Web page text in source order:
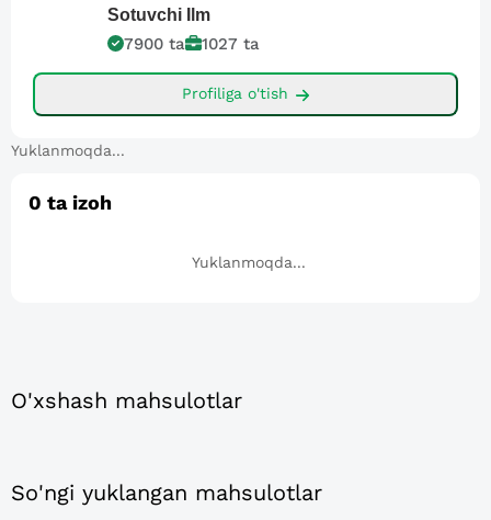
Sotuvchi Ilm
7900 ta 1027 ta
Profiliga o'tish
Yuklanmoqda...
0 ta izoh
Yuklanmoqda...
O'xshash mahsulotlar
So'ngi yuklangan mahsulotlar